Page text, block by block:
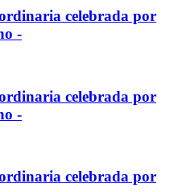
celebrada por
-
celebrada por
-
celebrada por